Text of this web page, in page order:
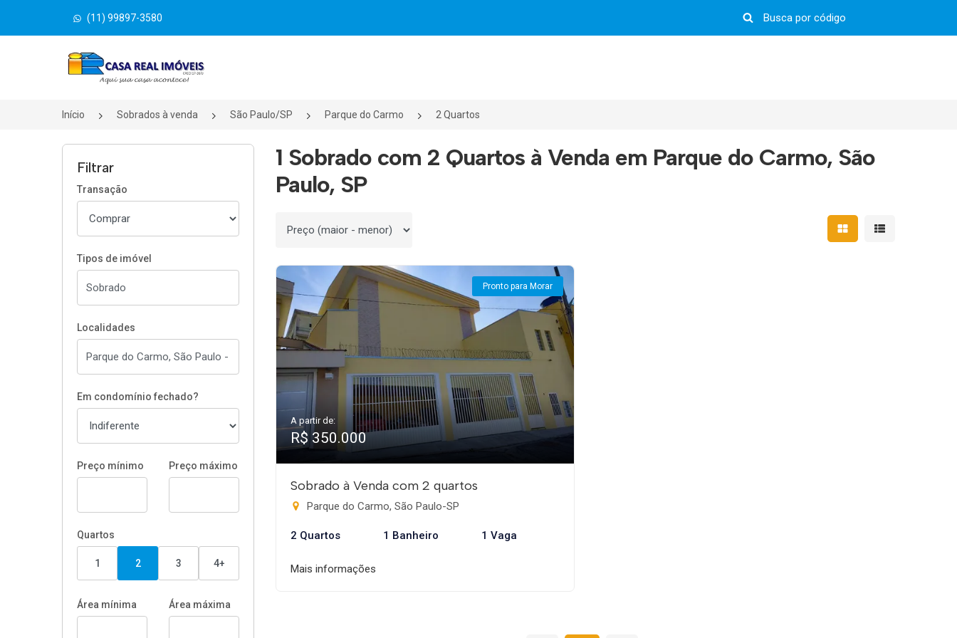
(11) 99897-3580
Página inicial
Início Sobrados à venda São Paulo/SP Parque do Carmo 2 Quartos
Filtrar
Transação
Tipos de imóvel
Localidades
Em condomínio fechado?
Preço mínimo Preço máximo
Quartos
1 2 3 4+
Área mínima Área máxima
1 Sobrado com 2 Quartos à Venda em Parque do Carmo, São
Paulo, SP
Ordenar por Mostrar resultados em
Mostrar
Pronto para Morar
A partir de:
R$ 350.000
Sobrado à Venda com 2 quartos
Parque do Carmo, São Paulo-SP
2 Quartos 1 Banheiro 1 Vaga
Mais informações